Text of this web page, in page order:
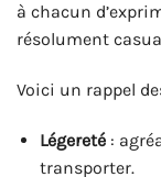
à chacun
résolument
Voici un rappel
Légereté:
transporter.